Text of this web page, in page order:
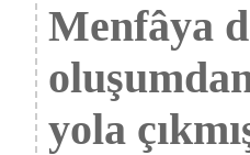
Menfâya
yola